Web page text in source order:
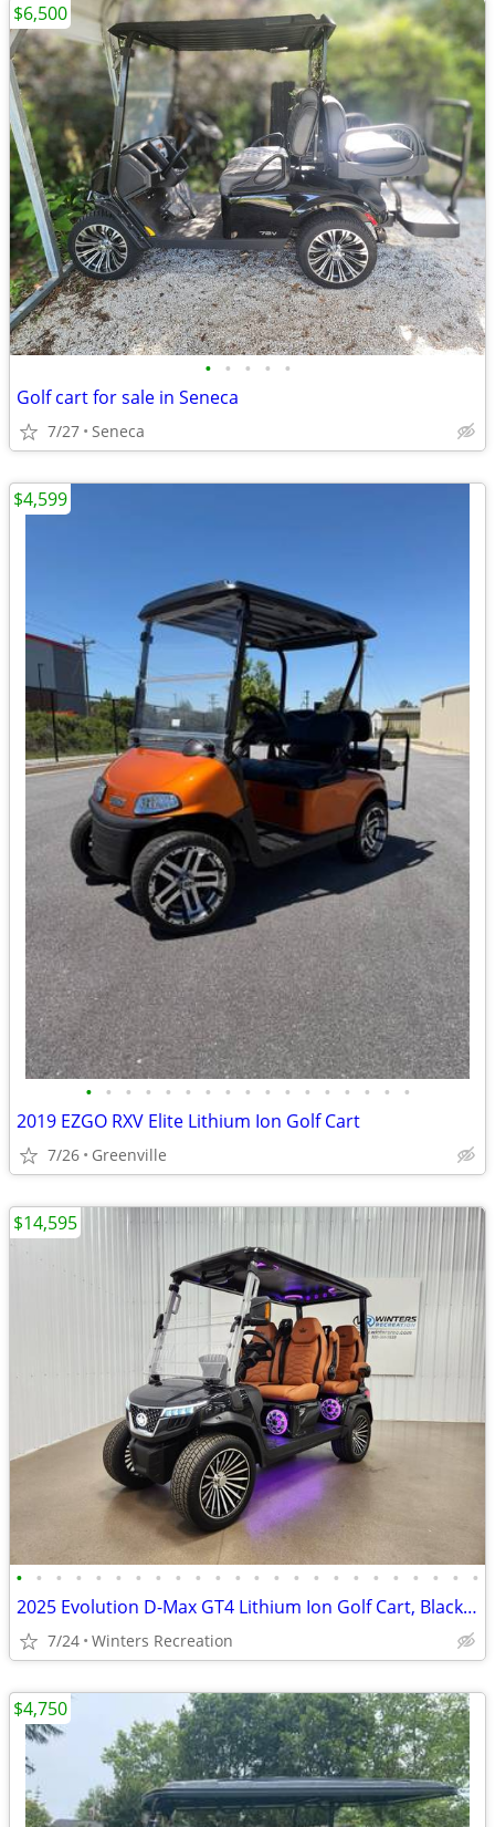
• • • • •
Golf cart for sale in Seneca
7/27 Seneca
$6,500
• • • • • • • • • • • • • • • • •
2019 EZGO RXV Elite Lithium Ion Golf Cart
7/26 Greenville
$4,599
• • • • • • • • • • • • • • • • • • • • • • • •
2025 Evolution D-Max GT4 Lithium Ion Golf Cart, Black Sapphire
7/24 Winters Recreation
$14,595
$4,750